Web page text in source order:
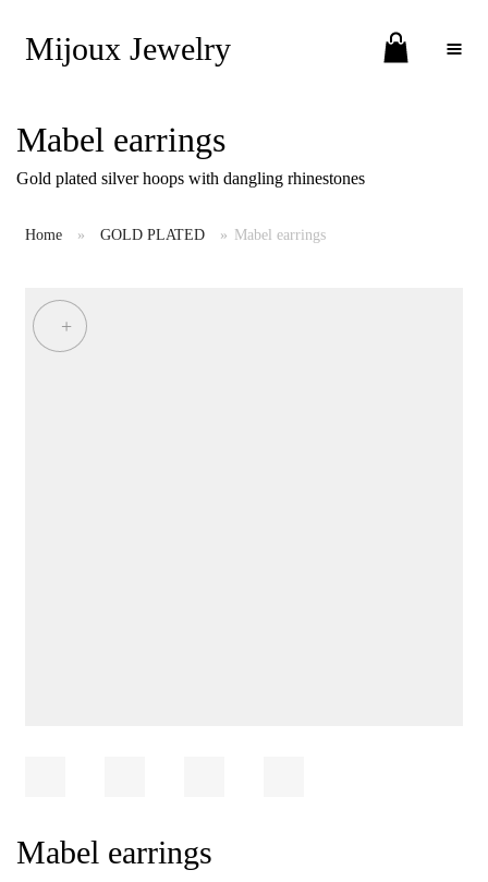
Mijoux Jewelry Toggle Menu
Mabel earrings
Gold plated silver hoops with dangling rhinestones
Home » GOLD PLATED » Mabel earrings
+
Mabel earrings